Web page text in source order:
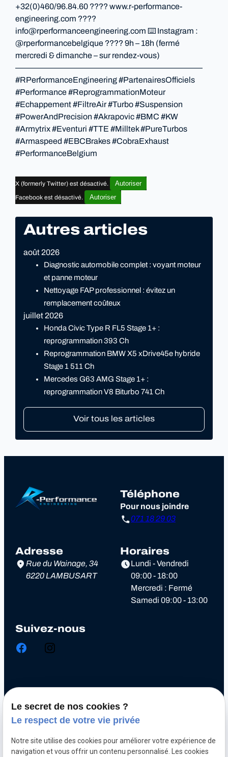
+32(0)460/96.84.60 ???? www.r-performance-
engineering.com ????
info@rperformanceengineering.com ⌨️ Instagram :
@rperformancebelgique ???? 9h – 18h (fermé
mercredi & dimanche – sur rendez-vous)
———————————————————————
#RPerformanceEngineering #PartenairesOfficiels
#Performance #ReprogrammationMoteur
#Echappement #FiltreAir #Turbo #Suspension
#PowerAndPrecision #Akrapovic #BMC #KW
#Armytrix #Eventuri #TTE #Milltek #PureTurbos
#Armaspeed #EBCBrakes #CobraExhaust
#PerformanceBelgium
X (formerly Twitter) est désactivé. Autoriser
Facebook est désactivé. Autoriser
Autres articles
août 2026
Diagnostic automobile complet : voyant moteur
et panne moteur
Nettoyage FAP professionnel : évitez un
remplacement coûteux
juillet 2026
Honda Civic Type R FL5 Stage 1+ :
reprogrammation 393 Ch
Reprogrammation BMW X5 xDrive45e hybride
Stage 1 511 Ch
Mercedes G63 AMG Stage 1+ :
reprogrammation V8 Biturbo 741 Ch
Voir tous les articles
Téléphone
Pour nous joindre
071 18 29 03
Adresse
Rue du Wainage, 34
6220 LAMBUSART
Horaires
Lundi - Vendredi
09:00 - 18:00
Mercredi : Fermé
Samedi 09:00 - 13:00
Suivez-nous
Optimisation automobile
Diagnostic électronique
Echappement inox et titane
Le secret de nos cookies ?
Le respect de votre vie privée
Notre site utilise des cookies pour améliorer votre expérience de
navigation et vous offrir un contenu personnalisé. Les cookies